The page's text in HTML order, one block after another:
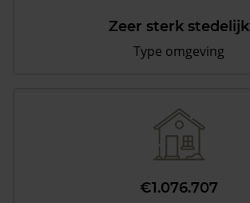
Zeer sterk stedelijk
Type omgeving
€1.076.707